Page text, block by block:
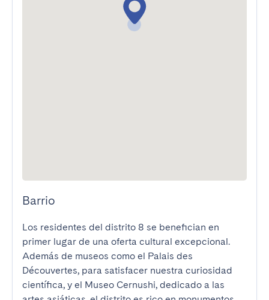
Barrio
Los residentes del distrito 8 se benefician en
primer lugar de una oferta cultural excepcional.
Además de museos como el Palais des
Découvertes, para satisfacer nuestra curiosidad
científica, y el Museo Cernushi, dedicado a las